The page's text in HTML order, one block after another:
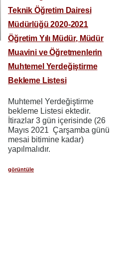
Teknik Öğretim Dairesi
Müdürlüğü 2020-2021
Öğretim Yılı Müdür, Müdür
Muavini ve Öğretmenlerin
Muhtemel Yerdeğiştirme
Bekleme Listesi
Muhtemel Yerdeğiştirme
bekleme Listesi ektedir.
İtirazlar 3 gün içerisinde (26
Mayıs 2021 Çarşamba günü
mesai bitimine kadar)
yapılmalıdır.
görüntüle